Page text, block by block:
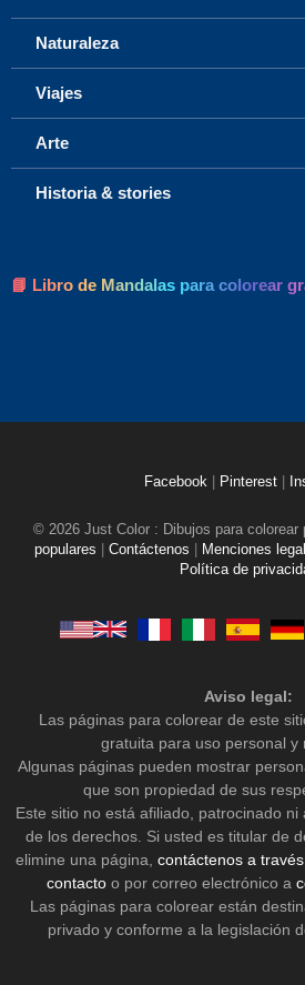
Naturaleza
Viajes
Arte
Historia & stories
📘 Libro de Mandalas para colorear
Facebook Pinterest
© 2026 Just Color : Dibujos para colorear
populares
Contáctenos Menciones
Política de
Aviso legal:
Las páginas para colorear de este
gratuita para uso personal y
Algunas páginas pueden mostrar
que son propiedad de sus
Este sitio no está afiliado, patrocinado
de los derechos. Si usted es titular de
elimine una página, contáctenos a
contactoo por correo electrónico a
Las páginas para colorear están
privado y conforme a la legislación